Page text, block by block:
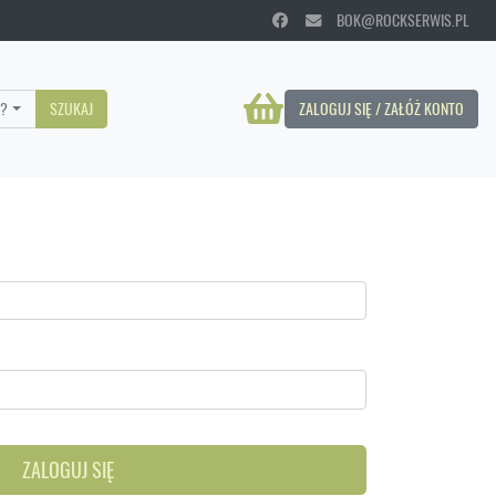
BOK@ROCKSERWIS.PL
ZALOGUJ SIĘ / ZAŁÓŻ KONTO
SZUKAJ
ZALOGUJ SIĘ